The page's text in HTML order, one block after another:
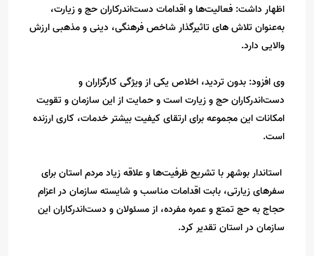
اظهار داشت: فعالیت‌ها و اقدامات دست‌اندرکاران حج و زیارت،
به‌عنوان تلاش های تاثیرگذار شاخص فرهنگی، دینی و مذهبی ارزش
والایی دارد.
وی افزود: بدون تردید، اخلاص یکی از ویژگی کارگزاران و
دست‌اندرکاران حج و زیارت است و حمایت از این سازمان و تقویت
امکانات این مجموعه برای ارتقای کیفیت بیشتر خدمات، کاری ارزنده
است.
استاندار بوشهر با تشریح ظرفیت‌ها و علاقه زیاد مردم استان برای
سفرهای زیارتی، بابت اقدامات مناسب و شایسته سازمان در اعزام
حجاج به حج تمتع و عمره مفرده، از مسئولان و دست‌اندرکاران این
سازمان در استان تقدیر کرد.